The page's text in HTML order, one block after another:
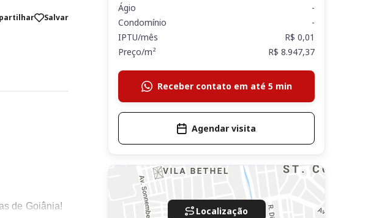
Salvar
de Goiânia!
Ágio
-
Condomínio
-
IPTU/mês
R$ 0,01
Preço/m²
R$ 8.947,37
Receber contato em até 5 min
Agendar visita
Localização